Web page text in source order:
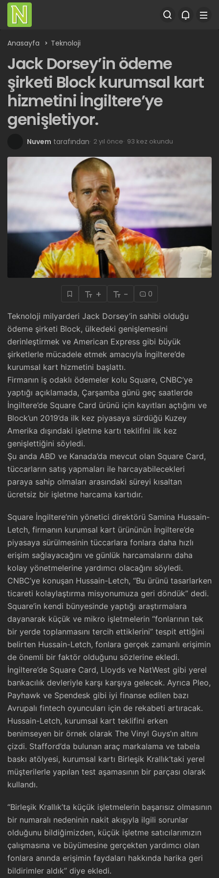
Anasayfa Teknoloji
Jack Dorsey’in ödeme
şirketi Block kurumsal kart
hizmetini İngiltere’ye
genişletiyor.
Nuvem tarafından 2 yıl önce 93 kez okundu
+ - 0
Teknoloji milyarderi Jack Dorsey’in sahibi olduğu
ödeme şirketi Block, ülkedeki genişlemesini
derinleştirmek ve American Express gibi büyük
şirketlerle mücadele etmek amacıyla İngiltere’de
kurumsal kart hizmetini başlattı.
Firmanın iş odaklı ödemeler kolu Square, CNBC’ye
yaptığı açıklamada, Çarşamba günü geç saatlerde
İngiltere’de Square Card ürünü için kayıtları açtığını ve
Block’un 2019’da ilk kez piyasaya sürdüğü Kuzey
Amerika dışındaki işletme kartı teklifini ilk kez
genişlettiğini söyledi.
Şu anda ABD ve Kanada’da mevcut olan Square Card,
tüccarların satış yapmaları ile harcayabilecekleri
paraya sahip olmaları arasındaki süreyi kısaltan
ücretsiz bir işletme harcama kartıdır.
Square İngiltere’nin yönetici direktörü Samina Hussain-
Letch, firmanın kurumsal kart ürününün İngiltere’de
piyasaya sürülmesinin tüccarlara fonlara daha hızlı
erişim sağlayacağını ve günlük harcamalarını daha
kolay yönetmelerine yardımcı olacağını söyledi.
CNBC’ye konuşan Hussain-Letch, “Bu ürünü tasarlarken
ticareti kolaylaştırma misyonumuza geri döndük” dedi.
Square’in kendi bünyesinde yaptığı araştırmalara
dayanarak küçük ve mikro işletmelerin “fonlarının tek
bir yerde toplanmasını tercih ettiklerini” tespit ettiğini
belirten Hussain-Letch, fonlara gerçek zamanlı erişimin
de önemli bir faktör olduğunu sözlerine ekledi.
İngiltere’de Square Card, Lloyds ve NatWest gibi yerel
bankacılık devleriyle karşı karşıya gelecek. Ayrıca Pleo,
Payhawk ve Spendesk gibi iyi finanse edilen bazı
Avrupalı fintech oyuncuları için de rekabeti artıracak.
Hussain-Letch, kurumsal kart teklifini erken
benimseyen bir örnek olarak The Vinyl Guys’ın altını
çizdi. Stafford’da bulunan araç markalama ve tabela
baskı atölyesi, kurumsal kartı Birleşik Krallık’taki yerel
müşterilerle yapılan test aşamasının bir parçası olarak
kullandı.
“Birleşik Krallık’ta küçük işletmelerin başarısız olmasının
bir numaralı nedeninin nakit akışıyla ilgili sorunlar
olduğunu bildiğimizden, küçük işletme satıcılarımızın
çalışmasına ve büyümesine gerçekten yardımcı olan
fonlara anında erişimin faydaları hakkında harika geri
bildirimler aldık” diye ekledi.